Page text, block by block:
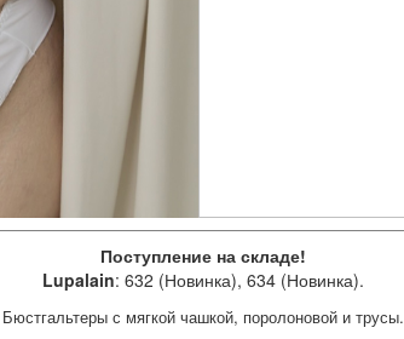
Поступление на складе!
Lupalain: 632 (Новинка), 634 (Новинка).
Бюстгальтеры с мягкой чашкой, поролоновой и трусы.